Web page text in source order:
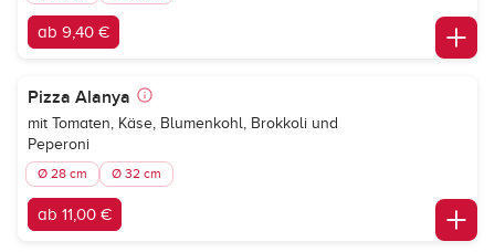
ab 9,40 €
Pizza Alanya
mit Tomaten, Käse, Blumenkohl, Brokkoli und
Peperoni
Ø 28 cm Ø 32 cm
ab 11,00 €